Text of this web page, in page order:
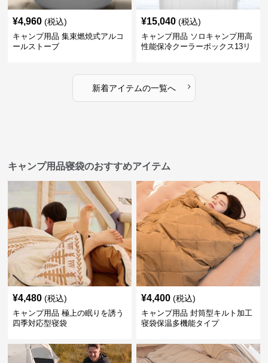
¥4,960 (税込)
キャンプ用品 集束燃焼式アルコ
ールストーブ
¥15,040 (税込)
キャンプ用品 ソロキャンプ用高
性能保冷クーラーボックス13リ
新着アイテムの一覧へ ›
キャンプ用品寝袋のおすすめアイテム
¥4,480 (税込)
キャンプ用品 極上の眠りを誘う
四季対応型寝袋
¥4,400 (税込)
キャンプ用品 封筒型キルト加工
寝袋保温多機能タイプ